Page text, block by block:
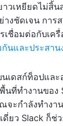
วเหยียดไม่สิ้น
างชัดเจน การ
ชื่อมต่อกับเครื่
นและประสา
นเดสก์ท็อปแล
นที่ทำงานของ
จะกำลังทำงา
ดี่ยว Slack ก็ช่